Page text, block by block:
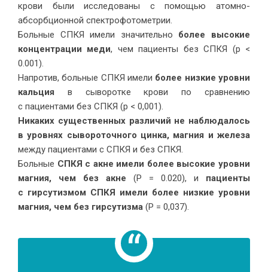
крови были исследованы с помощью атомно-
абсорбционной спектрофотометрии.
Больные СПКЯ имели значительно более высокие
концентрации меди, чем пациенты без СПКЯ (р <
0.001).
Напротив, больные СПКЯ имели более низкие уровни
кальция в сыворотке крови по сравнению
с пациентами без СПКЯ (р < 0,001).
Никаких существенных различий не наблюдалось
в уровнях сывороточного цинка, магния и железа
между пациентами с СПКЯ и без СПКЯ.
Больные СПКЯ с акне имели более высокие уровни
магния, чем без акне (Р = 0.020), и пациенты
с гирсутизмом СПКЯ имели более низкие уровни
магния, чем без гирсутизма (Р = 0,037).